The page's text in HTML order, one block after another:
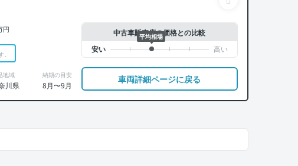
円
地域
川県
納期の目安
8月〜9月
中古車販売店の価格との比較
平均相場
車両詳細ページに戻る